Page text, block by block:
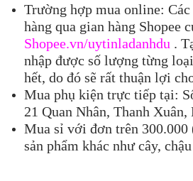
Trường hợp mua online:
hàng qua gian hàng Shopee
Shopee.vn/uytinladanhdu .
nhập được số lượng từng
hết, do đó sẽ rất thuận lợi
Mua phụ kiện trực tiếp tại:
21 Quan Nhân, Thanh Xuân,
Mua sỉ với đơn trên 300.000
sản phẩm khác như cây,